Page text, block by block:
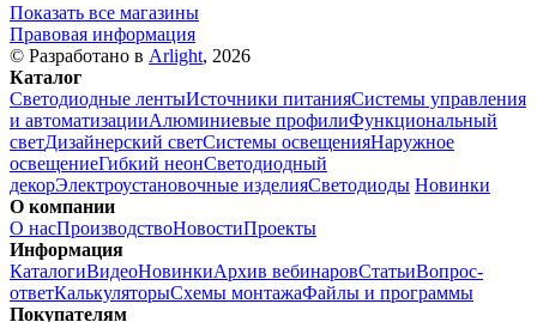
Показать все магазины
Правовая информация
© Разработано в Arlight, 2026
Каталог
Светодиодные лентыИсточники питанияСистемы управления
и автоматизацииАлюминиевые профилиФункциональный
светДизайнерский светСистемы освещенияНаружное
освещениеГибкий неонСветодиодный
декорЭлектроустановочные изделияСветодиоды Новинки
О компании
О насПроизводствоНовостиПроекты
Информация
КаталогиВидеоНовинкиАрхив вебинаровСтатьиВопрос-
ответКалькуляторыСхемы монтажаФайлы и программы
Покупателям